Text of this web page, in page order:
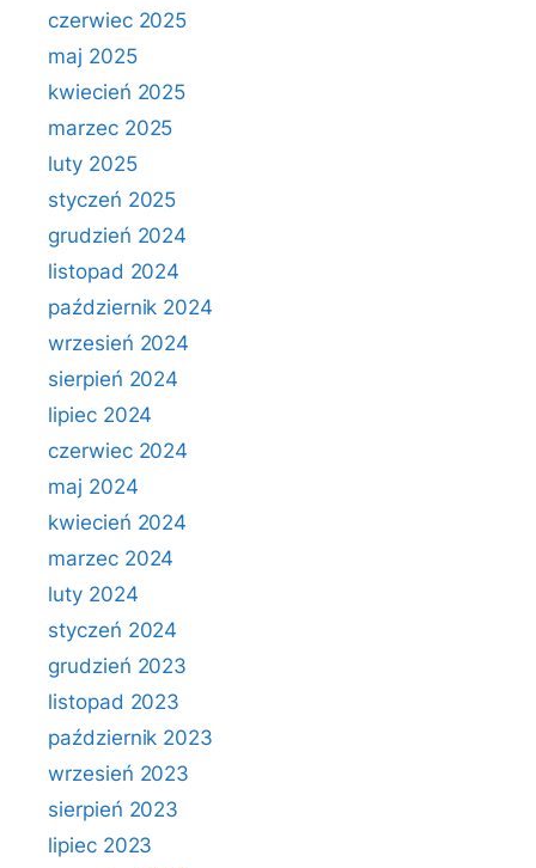
czerwiec 2025
maj 2025
kwiecień 2025
marzec 2025
luty 2025
styczeń 2025
grudzień 2024
listopad 2024
październik 2024
wrzesień 2024
sierpień 2024
lipiec 2024
czerwiec 2024
maj 2024
kwiecień 2024
marzec 2024
luty 2024
styczeń 2024
grudzień 2023
listopad 2023
październik 2023
wrzesień 2023
sierpień 2023
lipiec 2023